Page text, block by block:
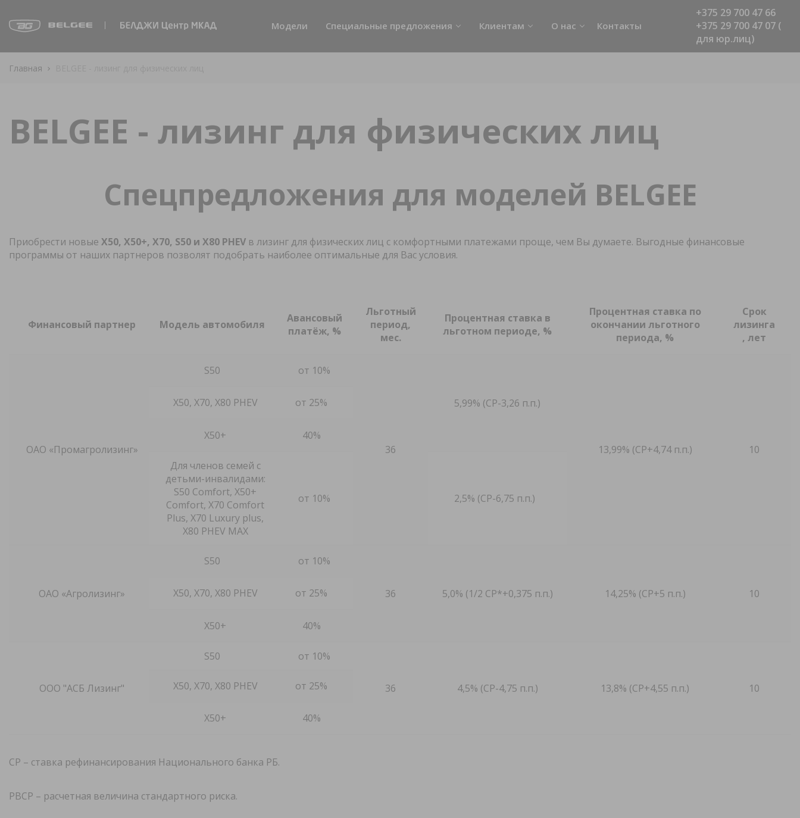
Модели Специальные предложения Клиентам
Выездной тест-драйв
Помощь на дороге
Руководство пользователя
О нас Контакты
+375 29 700 47 66
+375 29 700 47 07 (
для юр.лиц)
Главная
BELGEE - лизинг для физических лиц
Спецпредложения для моделей BELGEE
Приобрести новые X50, X50+, X70, S50 и X80 PHEV в лизинг для физических лиц с комфортными платежами проще, чем Вы думаете. Выгодные финансовые
программы от наших партнеров позволят подобрать наиболее оптимальные для Вас условия.
Финансовый партнер Модель автомобиля
Авансовый
платёж, %
Льготный
период,
мес.
Процентная ставка в
льготном периоде, %
Процентная ставка по
окончании льготного
периода, %
Срок
лизинга
, лет
ОАО «Промагролизинг»
S50 от 10%
36
5,99% (СР-3,26 п.п.)
13,99% (СР+4,74 п.п.) 10
X50, Х70, X80 PHEV от 25%
X50+ 40%
Для членов семей с
детьми-инвалидами:
S50 Comfort, X50+
Comfort, Х70 Comfort
Plus, X70 Luxury plus,
X80 PHEV MAX
от 10% 2,5% (СР-6,75 п.п.)
ОАО «Агролизинг»
S50 от 10%
36 5,0% (1/2 СР*+0,375 п.п.) 14,25% (СР+5 п.п.) 10
X50, Х70, X80 PHEV от 25%
X50+ 40%
ООО "АСБ Лизинг"
S50 от 10%
36 4,5% (СР-4,75 п.п.) 13,8% (СР+4,55 п.п.) 10
X50, X70, X80 PHEV от 25%
X50+ 40%
СР – ставка рефинансирования Национального банка РБ.
РВСР – расчетная величина стандартного риска.